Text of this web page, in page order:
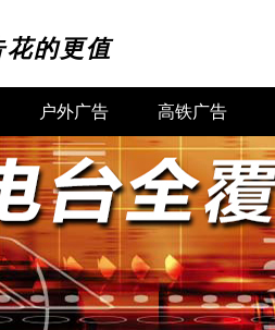
花的更值
户外广告 高铁广告